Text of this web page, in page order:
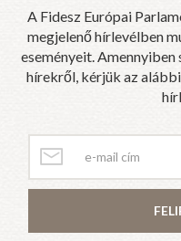
A Fidesz Európai
megjelenő hírlevélben
eseményeit.
hírekről, kérjük az